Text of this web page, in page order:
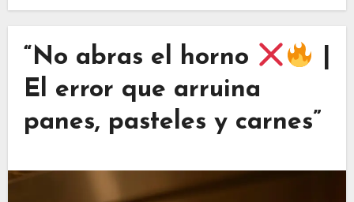
“No abras el horno
El error que arruina
panes, pasteles y carnes”